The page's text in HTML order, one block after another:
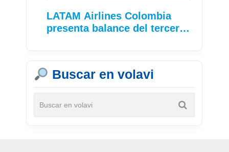
LATAM Airlines Colombia
presenta balance del tercer…
Buscar en volavi